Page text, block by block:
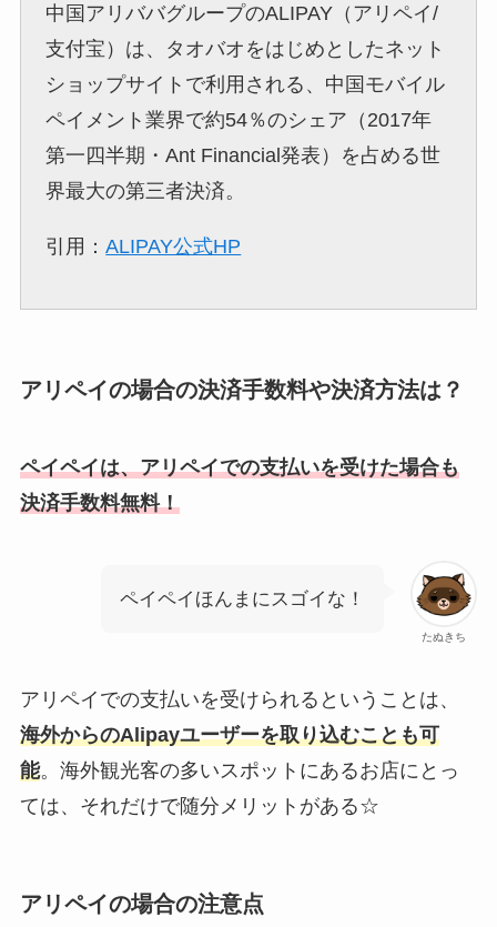
中国アリババグループのALIPAY（アリペイ/
支付宝）は、タオバオをはじめとしたネット
ショップサイトで利用される、中国モバイル
ペイメント業界で約54％のシェア（2017年
第一四半期・Ant Financial発表）を占める世
界最大の第三者決済。
引用：ALIPAY公式HP
アリペイの場合の決済手数料や決済方法は？
ペイペイは、アリペイでの支払いを受けた場合も
決済手数料無料！
たぬきち
ペイペイほんまにスゴイな！
アリペイでの支払いを受けられるということは、
海外からのAlipayユーザーを取り込むことも可
能。海外観光客の多いスポットにあるお店にとっ
ては、それだけで随分メリットがある☆
アリペイの場合の注意点